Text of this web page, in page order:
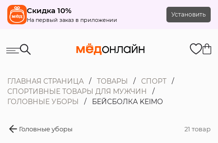
Скидка 10%
На первый заказ в приложении
Установить
ГЛАВНАЯ СТРАНИЦА ТОВАРЫ
СПОРТ
СПОРТИВНЫЕ ТОВАРЫ ДЛЯ МУЖЧИН
ГОЛОВНЫЕ УБОРЫ
БЕЙСБОЛКА KEIMO
Головные уборы 21 товар